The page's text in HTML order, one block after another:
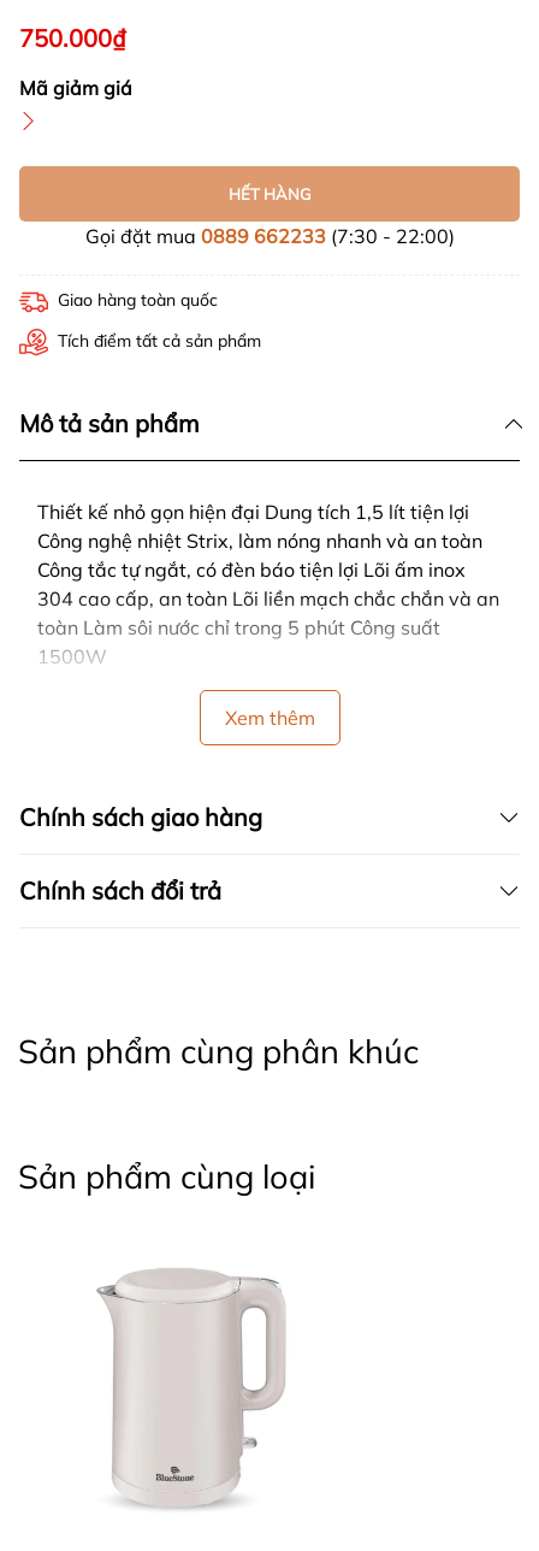
750.000₫
Mã giảm giá
HẾT HÀNG
Gọi đặt mua 0889 662233(7:30 - 22:00)
Giao hàng toàn quốc
Tích điểm tất cả sản phẩm
Mô tả sản phẩm
Thiết kế nhỏ gọn hiện đại Dung tích 1,5 lít tiện lợi
Công nghệ nhiệt Strix, làm nóng nhanh và an toàn
Công tắc tự ngắt, có đèn báo tiện lợi Lõi ấm inox
304 cao cấp, an toàn Lõi liền mạch chắc chắn và an
toàn Làm sôi nước chỉ trong 5 phút Công suất
1500W
Xem thêm
Chính sách giao hàng
Chính sách đổi trả
Sản phẩm cùng phân khúc
Sản phẩm cùng loại